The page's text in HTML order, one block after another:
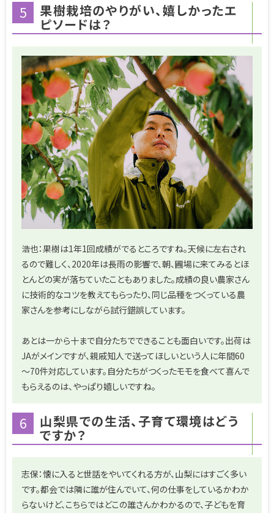
5 果樹栽培のやりがい、嬉しかったエ
ピソードは？
浩也：果樹は1年1回成績がでるところですね。天候に左右され
るので難しく、2020年は長雨の影響で、朝、圃場に来てみるとほ
とんどの実が落ちていたこともありました。成績の良い農家さん
に技術的なコツを教えてもらったり、同じ品種をつくっている農
家さんを参考にしながら試行錯誤しています。
あとは一から十まで自分たちでできることも面白いです。出荷は
JAがメインですが、親戚知人で送ってほしいという人に年間60
～70件対応しています。自分たちがつくったモモを食べて喜んで
もらえるのは、やっぱり嬉しいですね。
6 山梨県での生活、子育て環境はどう
ですか？
志保：懐に入ると世話をやいてくれる方が、山梨にはすごく多い
です。都会では隣に誰が住んでいて、何の仕事をしているかわか
らないけど、こちらではどこの誰さんかわかるので、子どもを育